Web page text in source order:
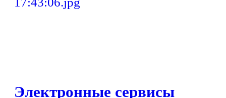
Электронные сервисы